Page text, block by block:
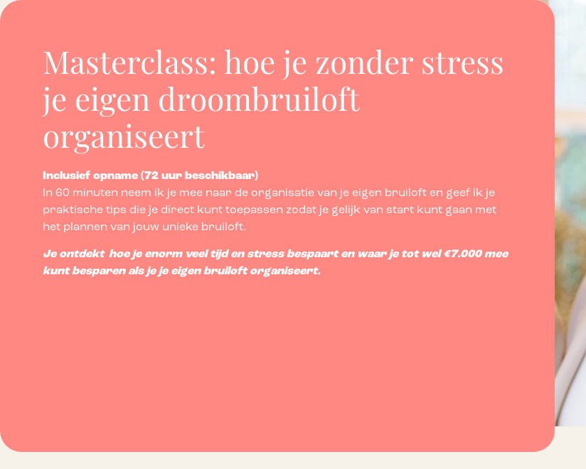
Masterclass: hoe je zonder stress
je eigen droombruiloft
organiseert
Inclusief opname (72 uur beschikbaar)
In 60 minuten neem ik je mee naar de organisatie van je eigen bruiloft en geef ik je
praktische tips die je direct kunt toepassen zodat je gelijk van start kunt gaan met
het plannen van jouw unieke bruiloft.
Je ontdekt hoe je enorm veel tijd en stress bespaart en waar je tot wel €7.000 mee
kunt besparen als je je eigen bruiloft organiseert.